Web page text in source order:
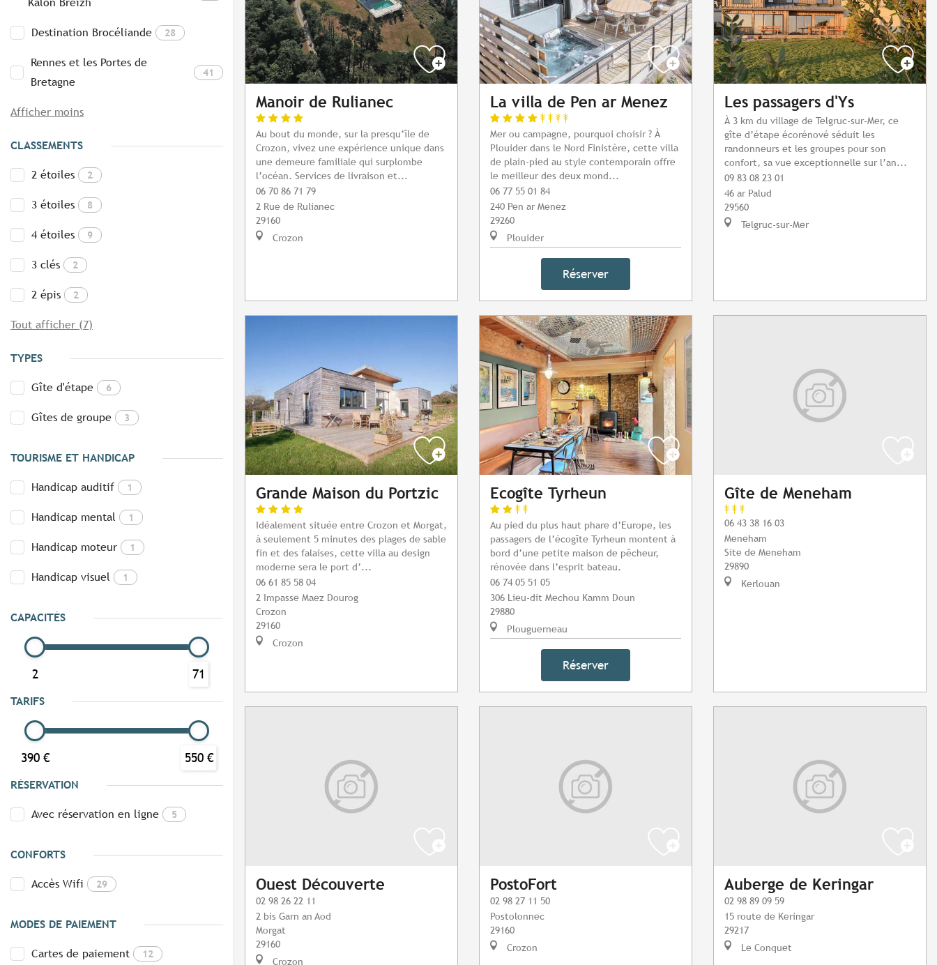
Kalon Breizh
Destination Brocéliande 28
Rennes et les Portes de
Bretagne
41
Afficher moins
CLASSEMENTS
2 étoiles 2
3 étoiles 8
4 étoiles 9
3 clés 2
2 épis 2
Tout afficher (7)
TYPES
Gîte d'étape 6
Gîtes de groupe 3
TOURISME ET HANDICAP
Handicap auditif 1
Handicap mental 1
Handicap moteur 1
Handicap visuel 1
CAPACITÉS
2 71
TARIFS
390 € 550 €
RÉSERVATION
Avec réservation en ligne 5
CONFORTS
Accès Wifi 29
MODES DE PAIEMENT
Cartes de paiement 12
Manoir de Rulianec
Au bout du monde, sur la presqu’île de
Crozon, vivez une expérience unique dans
une demeure familiale qui surplombe
l’océan. Services de livraison et...
06 70 86 71 79
2 Rue de Rulianec
29160
Crozon
La villa de Pen ar Menez
Mer ou campagne, pourquoi choisir ? À
Plouider dans le Nord Finistère, cette villa
de plain-pied au style contemporain offre
le meilleur des deux mond...
06 77 55 01 84
240 Pen ar Menez
29260
Plouider
Réserver
Les passagers d'Ys
À 3 km du village de Telgruc-sur-Mer, ce
gîte d’étape écorénové séduit les
randonneurs et les groupes pour son
confort, sa vue exceptionnelle sur l’an...
09 83 08 23 01
46 ar Palud
29560
Telgruc-sur-Mer
Grande Maison du Portzic
Idéalement située entre Crozon et Morgat,
à seulement 5 minutes des plages de sable
fin et des falaises, cette villa au design
moderne sera le port d’...
06 61 85 58 04
2 Impasse Maez Dourog
Crozon
29160
Crozon
Ecogîte Tyrheun
Au pied du plus haut phare d’Europe, les
passagers de l’écogîte Tyrheun montent à
bord d’une petite maison de pêcheur,
rénovée dans l’esprit bateau.
06 74 05 51 05
306 Lieu-dit Mechou Kamm Doun
29880
Plouguerneau
Réserver
Gîte de Meneham
06 43 38 16 03
Meneham
Site de Meneham
29890
Kerlouan
Ouest Découverte
02 98 26 22 11
2 bis Garn an Aod
Morgat
29160
Crozon
PostoFort
02 98 27 11 50
Postolonnec
29160
Crozon
Auberge de Keringar
02 98 89 09 59
15 route de Keringar
29217
Le Conquet